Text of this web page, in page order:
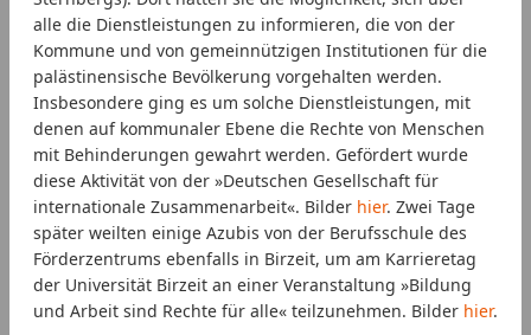
alle die Dienstleistungen zu informieren, die von der
Kommune und von gemeinnützigen Institutionen für die
palästinensische Bevölkerung vorgehalten werden.
Insbesondere ging es um solche Dienstleistungen, mit
denen auf kommunaler Ebene die Rechte von Menschen
mit Behinderungen gewahrt werden. Gefördert wurde
diese Aktivität von der »Deutschen Gesellschaft für
internationale Zusammenarbeit«. Bilder hier. Zwei Tage
später weilten einige Azubis von der Berufsschule des
Förderzentrums ebenfalls in Birzeit, um am Karrieretag
der Universität Birzeit an einer Veranstaltung »Bildung
und Arbeit sind Rechte für alle« teilzunehmen. Bilder hier.